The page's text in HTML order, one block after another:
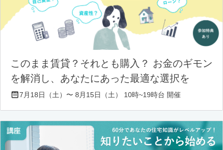
このまま賃貸？それとも購入？ お金のギモン
を解消し、あなたにあった最適な選択を
7月18日（土）〜 8月15日（土） 10時~19時台 開催